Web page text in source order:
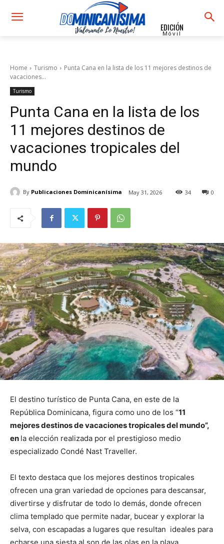
EDICIÓN
Móvil
Home Turismo
Punta Cana en la lista de los 11 mejores destinos de
vacaciones...
Turismo
Punta Cana en la lista de los
11 mejores destinos de
vacaciones tropicales del
mundo
By Publicaciones Dominicanísima May 31, 2026 0
34
El destino turístico de Punta Cana, en este de la
República Dominicana, figura como uno de los “11
mejores destinos de vacaciones tropicales del mundo”,
en la elección realizada por el prestigioso medio
especializado Condé Nast Traveller.
El texto destaca que los mejores destinos tropicales
ofrecen una gran variedad de opciones para descansar,
divertirse y disfrutar de todo lo demás, donde ofrecen
clima templado que permite nadar, bucear y explorar la
selva, con escapadas a lugares que resultan ideales para